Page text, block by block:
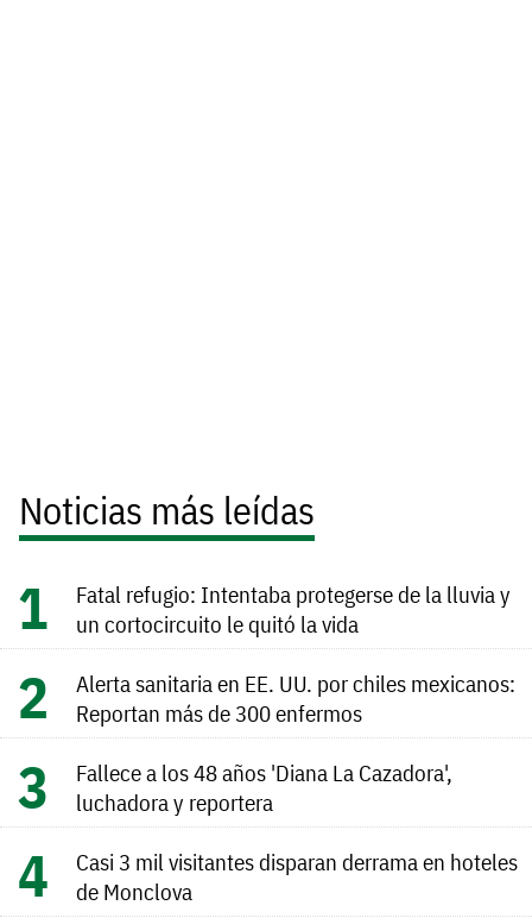
Noticias más leídas
Fatal refugio: Intentaba protegerse de la lluvia y
un cortocircuito le quitó la vida
Alerta sanitaria en EE. UU. por chiles mexicanos:
Reportan más de 300 enfermos
Fallece a los 48 años 'Diana La Cazadora',
luchadora y reportera
Casi 3 mil visitantes disparan derrama en hoteles
de Monclova